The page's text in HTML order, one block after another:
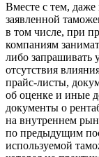
Вместе с тем, даже
заявленной
в том числе, при
компаниям
либо запрашивать
отсутствия
прайс-листы,
об оценке и иные
документы о
на внутреннем
по предыдущим
используемой